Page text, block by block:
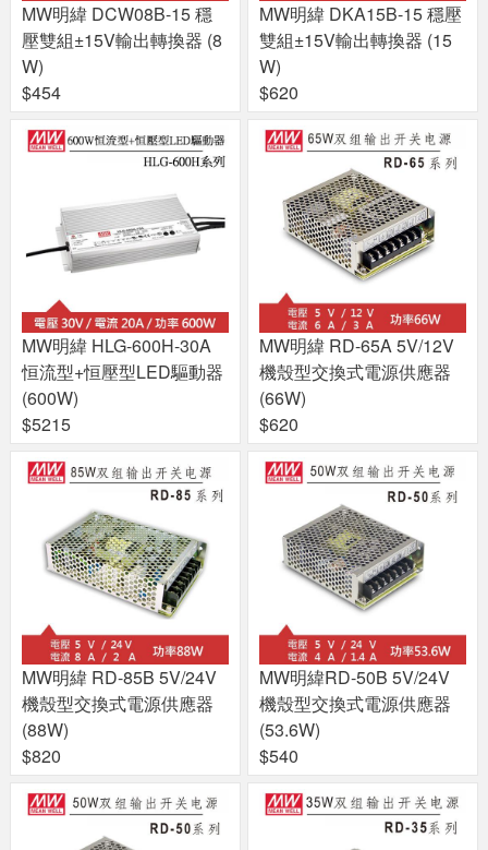
MW明緯 DCW08B-15 穩
壓雙組±15V輸出轉換器 (8
W)
$454
MW明緯 DKA15B-15 穩壓
雙組±15V輸出轉換器 (15
W)
$620
MW明緯 HLG-600H-30A
恒流型+恒壓型LED驅動器
(600W)
$5215
MW明緯 RD-65A 5V/12V
機殼型交換式電源供應器
(66W)
$620
MW明緯 RD-85B 5V/24V
機殼型交換式電源供應器
(88W)
$820
MW明緯RD-50B 5V/24V
機殼型交換式電源供應器
(53.6W)
$540